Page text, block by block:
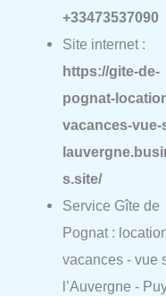
+33473537090
Site internet :
https://gite-de-
pognat-
vacances-vue-
s.site/
Service Gîte de
Pognat :
vacances - vue
l’Auvergne -